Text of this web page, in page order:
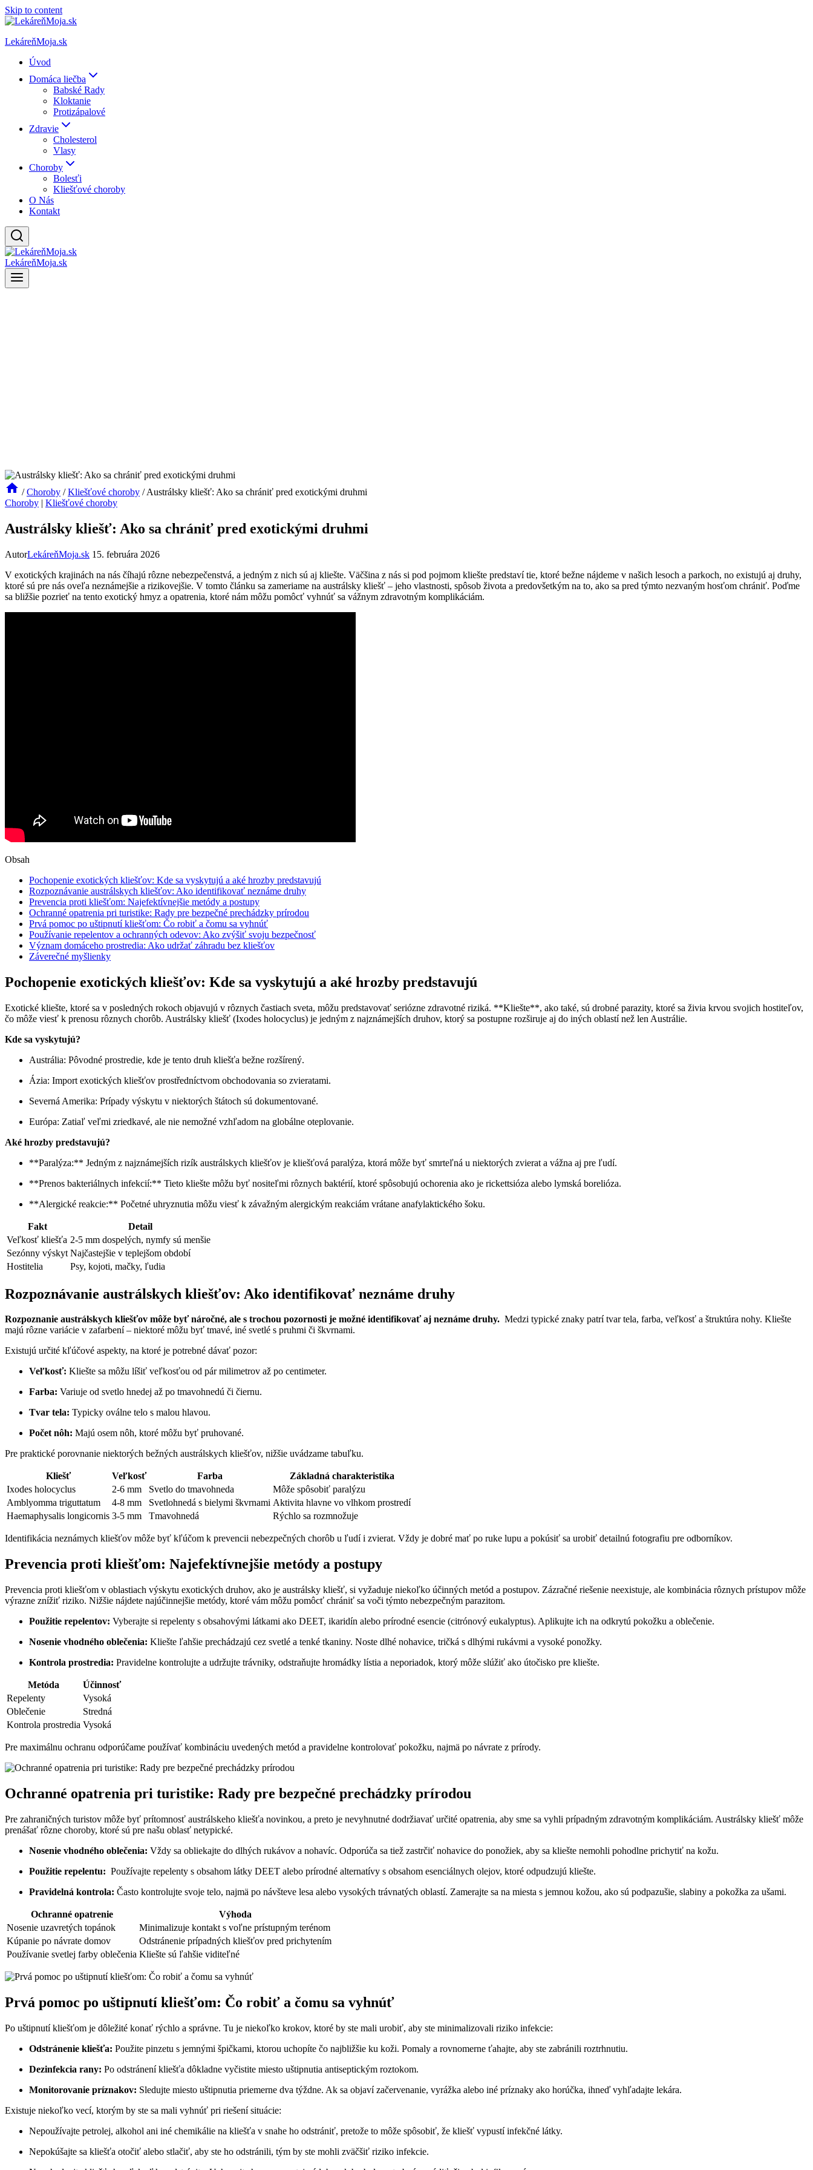
Skip to content
LekáreňMoja.sk
Úvod
Domáca liečba
Babské Rady
Kloktanie
Protizápalové
Zdravie
Cholesterol
Vlasy
Choroby
Bolesťi
Kliešťové choroby
O Nás
Kontakt
LekáreňMoja.sk
/ Choroby / Kliešťové choroby / Austrálsky kliešť: Ako sa chrániť pred exotickými druhmi
Choroby | Kliešťové choroby
Austrálsky kliešť: Ako sa chrániť pred exotickými druhmi
AutorLekáreňMoja.sk 15. februára 2026
V exotických ‍krajinách na nás číhajú rôzne ⁢nebezpečenstvá, a jedným z ‌nich‍ sú aj kliešte. Väčšina z nás​ si pod pojmom kliešte predstaví‌ tie, ktoré bežne nájdeme v našich lesoch ‌a​ parkoch,⁢ no⁣ existujú aj druhy,⁤
ktoré sú pre ⁢nás oveľa neznámejšie a ⁤rizikovejšie. V ‍tomto⁢ článku sa ⁣zameriame na‍ austrálsky kliešť –‍ jeho vlastnosti, spôsob ⁢života ‍a ​predovšetkým ‍na to, ako ⁣sa pred⁣ týmto nezvaným hosťom⁣ chrániť. Poďme ​
sa bližšie pozrieť ⁤na⁢ tento ‍exotický hmyz a opatrenia, ktoré nám môžu pomôcť vyhnúť sa vážnym zdravotným komplikáciám.
Obsah
Pochopenie exotických kliešťov: Kde sa vyskytujú a aké hrozby predstavujú
Rozpoznávanie austrálskych kliešťov: Ako ⁢identifikovať neznáme druhy
Prevencia proti kliešťom: Najefektívnejšie metódy a postupy
Ochranné opatrenia pri turistike:‌ Rady pre bezpečné prechádzky prírodou
Prvá pomoc po‌ uštipnutí kliešťom: ‌Čo robiť a čomu sa ​vyhnúť
Používanie‌ repelentov a ochranných odevov: ⁣Ako zvýšiť ‍svoju bezpečnosť
Význam domáceho prostredia: Ako udržať záhradu bez ​kliešťov
Záverečné myšlienky
Pochopenie exotických kliešťov: Kde sa vyskytujú a aké hrozby predstavujú
Exotické kliešte, ktoré⁢ sa ⁤v posledných⁤ rokoch objavujú⁣ v rôznych častiach sveta, ⁤môžu predstavovať‌ seriózne zdravotné riziká. ‌**Kliešte**, ako také, sú⁤ drobné parazity, ktoré ‍sa⁣ živia ⁣krvou svojich hostiteľov,
čo môže viesť k prenosu rôznych chorôb. Austrálsky kliešť (Ixodes ⁤holocyclus) ⁢je jedným z najznámejších druhov, ktorý ​sa postupne rozširuje‍ aj ⁢do iných oblastí než len Austrálie.
Kde sa ⁤vyskytujú?
Austrália: Pôvodné ‍prostredie, kde je tento⁤ druh kliešťa bežne rozšírený.
Ázia: Import exotických‌ kliešťov prostředníctvom obchodovania so zvieratami.
Severná Amerika: Prípady výskytu v niektorých štátoch sú⁢ dokumentované.
Európa: Zatiaľ‍ veľmi zriedkavé, ale​ nie nemožné ‍vzhľadom na globálne oteplovanie.
Aké hrozby predstavujú?
**Paralýza:** Jedným z najznámejších rizík austrálskych kliešťov je kliešťová paralýza, ktorá môže byť ⁣smrteľná u‍ niektorých ‌zvierat a vážna‌ aj pre‍ ľudí.
**Prenos bakteriálnych infekcií:** Tieto⁢ kliešte ⁤môžu byť nositeľmi rôznych baktérií, ktoré⁣ spôsobujú ochorenia ako​ je rickettsióza alebo lymská borelióza.
**Alergické ​reakcie:** Početné uhryznutia môžu viesť‌ k závažným‍ alergickým reakciám vrátane ⁤anafylaktického šoku.
Fakt
Detail
Veľkosť kliešťa 2-5 mm‍ dospelých, nymfy‌ sú menšie
Sezónny ‌výskyt Najčastejšie v teplejšom období
Hostitelia
Psy,⁤ kojoti, mačky, ľudia
Rozpoznávanie austrálskych kliešťov: Ako ⁢identifikovať neznáme druhy
Rozpoznanie austrálskych kliešťov môže byť náročné, ale s trochou pozornosti je možné identifikovať aj neznáme⁤ druhy. ⁣ Medzi ⁢typické znaky patrí tvar tela, farba, veľkosť a štruktúra nohy.‍ Kliešte‍
majú ⁤rôzne variácie v zafarbení – niektoré môžu byť tmavé,⁤ iné ⁣svetlé s ⁣pruhmi či škvrnami.
Existujú⁢ určité kľúčové aspekty, na ktoré je potrebné⁤ dávať ​pozor:
Veľkosť: Kliešte sa môžu líšiť veľkosťou od ​pár ​milimetrov ⁣až po ‌centimeter.
Farba: ⁣Variuje od svetlo hnedej až po tmavohnedú či čiernu.
Tvar tela: ​Typicky oválne ‍telo s malou hlavou.
Počet nôh: Majú ⁣osem nôh, ktoré môžu byť pruhované.
Pre praktické ‍porovnanie⁢ niektorých bežných austrálskych kliešťov, nižšie uvádzame⁣ tabuľku.
Kliešť Veľkosť Farba
Základná charakteristika
Ixodes holocyclus
2-6 ‍mm Svetlo do tmavohneda
Môže spôsobiť paralýzu
Amblyomma triguttatum
4-8 mm Svetlohnedá s bielymi škvrnami Aktivita⁣ hlavne ⁣vo vlhkom prostredí
Haemaphysalis longicornis 3-5 ​mm Tmavohnedá Rýchlo⁤ sa‌ rozmnožuje
Identifikácia neznámych kliešťov môže byť kľúčom k prevencii nebezpečných chorôb u‌ ľudí i zvierat. Vždy je dobré mať po ruke lupu a ⁤pokúsiť ⁢sa urobiť detailnú fotografiu pre odborníkov.
Prevencia proti kliešťom: Najefektívnejšie metódy a postupy
Prevencia proti kliešťom v ‌oblastiach výskytu exotických druhov, ako je austrálsky ⁤kliešť, si ​vyžaduje niekoľko účinných‍ metód a postupov. Zázračné riešenie neexistuje, ale kombinácia rôznych prístupov môže⁤
výrazne ‌znížiť riziko. Nižšie nájdete najúčinnejšie metódy, ktoré ⁤vám môžu ⁢pomôcť ‌chrániť ⁤sa voči týmto ​nebezpečným parazitom.
Použitie repelentov: Vyberajte si repelenty ⁣s obsahovými látkami ako DEET, ikaridín alebo‌ prírodné esencie (citrónový eukalyptus). ⁢Aplikujte ich na ⁤odkrytú pokožku ⁢a oblečenie.
Nosenie vhodného‌ oblečenia: Kliešte ‍ľahšie‌ prechádzajú cez svetlé a tenké tkaniny. Noste ​dlhé ‌nohavice, tričká s dlhými rukávmi a vysoké ponožky.
Kontrola ⁣prostredia: Pravidelne kontrolujte a⁤ udržujte trávniky, odstraňujte hromádky lístia a neporiadok, ktorý môže slúžiť ako ⁣útočisko pre kliešte.
Metóda
Účinnosť
Repelenty
Vysoká
Oblečenie
Stredná
Kontrola prostredia Vysoká
Pre maximálnu ochranu odporúčame používať kombináciu uvedených metód a⁤ pravidelne kontrolovať pokožku, najmä po návrate z prírody.
Ochranné opatrenia pri turistike:‌ Rady pre bezpečné prechádzky prírodou
Pre zahraničných turistov môže byť prítomnosť austrálskeho kliešťa novinkou, a preto je‍ nevyhnutné ‍dodržiavať ⁤určité opatrenia, aby ‍sme sa vyhli prípadným‌ zdravotným komplikáciám. Austrálsky kliešť‌ môže
prenášať rôzne ​choroby, ktoré sú pre našu oblasť‍ netypické.
Nosenie vhodného oblečenia: Vždy sa obliekajte do dlhých ⁢rukávov a​ nohavíc. Odporúča sa tiež zastrčiť ⁤nohavice ​do ponožiek, aby⁣ sa kliešte ⁣nemohli pohodlne ⁣prichytiť⁢ na kožu.
Použitie ​repelentu: ⁢ Používajte repelenty ⁤s obsahom látky‌ DEET ⁣alebo prírodné alternatívy s obsahom​ esenciálnych olejov, ktoré ‌odpudzujú‌ kliešte.
Pravidelná kontrola: Často kontrolujte‌ svoje telo,‌ najmä po návšteve lesa alebo vysokých trávnatých​ oblastí. Zamerajte sa na ‍miesta⁤ s jemnou​ kožou, ako sú⁣ podpazušie, slabiny a pokožka‌ za ‍ušami.
Ochranné ⁣opatrenie
Výhoda
Nosenie ‌uzavretých topánok
Minimalizuje kontakt⁤ s‌ voľne‌ prístupným terénom
Kúpanie po návrate domov
Odstránenie prípadných ‍kliešťov pred prichytením
Používanie svetlej farby oblečenia Kliešte sú​ ľahšie⁢ viditeľné
Prvá pomoc po‌ uštipnutí kliešťom: ‌Čo robiť a čomu sa ​vyhnúť
Po ⁢uštipnutí kliešťom⁤ je dôležité konať rýchlo a správne.‌ Tu je niekoľko⁢ krokov, ktoré ‌by‌ ste mali urobiť, aby ste⁢ minimalizovali ‌riziko infekcie:
Odstránenie kliešťa: Použite ⁣pinzetu s jemnými špičkami, ktorou uchopíte čo najbližšie ku koži. Pomaly a rovnomerne ťahajte, aby ste zabránili roztrhnutiu.
Dezinfekcia rany: ⁤Po odstránení kliešťa dôkladne vyčistite miesto uštipnutia antiseptickým roztokom.
Monitorovanie ⁣príznakov: ⁤Sledujte miesto⁣ uštipnutia priemerne dva týždne. Ak sa objaví začervenanie, ‌vyrážka alebo iné‌ príznaky ako horúčka, ihneď vyhľadajte lekára.
Existuje niekoľko vecí, ⁢ktorým by ste sa⁣ mali ⁤vyhnúť pri riešení situácie:
Nepoužívajte petrolej, alkohol ani iné⁢ chemikálie na ​kliešťa v‌ snahe ho odstrániť, pretože to môže spôsobiť, že kliešť vypustí‍ infekčné​ látky.
Nepokúšajte sa kliešťa otočiť alebo stlačiť, aby ste ho odstránili, tým by‌ ste mohli⁢ zväčšiť riziko infekcie.